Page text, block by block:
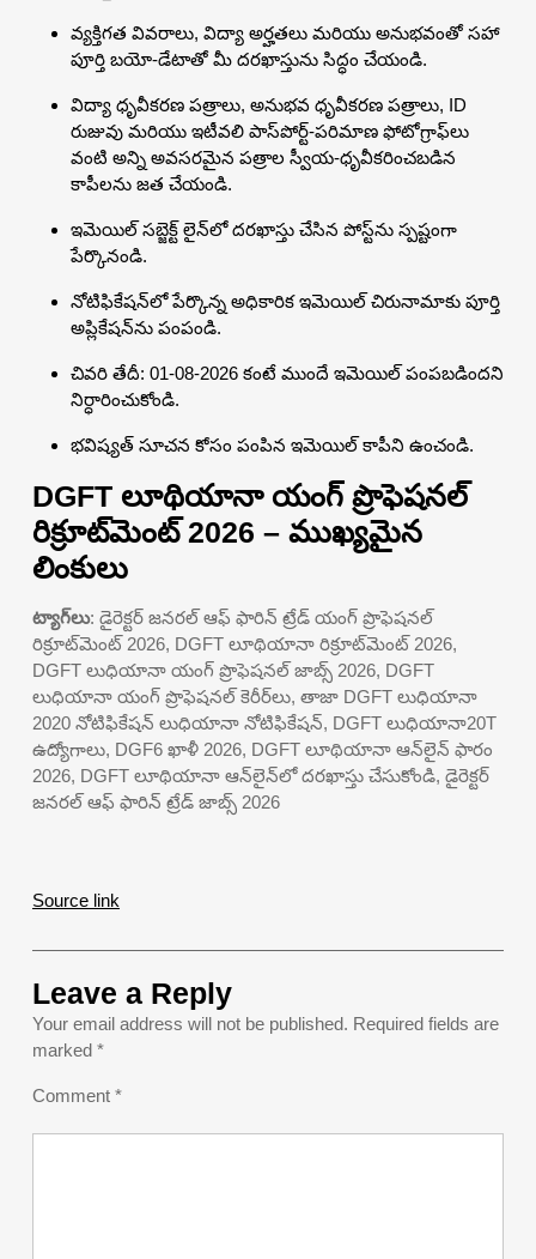
వ్యక్తిగత వివరాలు, విద్యా అర్హతలు మరియు అనుభవంతో సహా
పూర్తి బయో-డేటాతో మీ దరఖాస్తును సిద్ధం చేయండి.
విద్యా ధృవీకరణ పత్రాలు, అనుభవ ధృవీకరణ పత్రాలు, ID
రుజువు మరియు ఇటీవలి పాస్‌పోర్ట్-పరిమాణ ఫోటోగ్రాఫ్‌లు
వంటి అన్ని అవసరమైన పత్రాల స్వీయ-ధృవీకరించబడిన
కాపీలను జత చేయండి.
ఇమెయిల్ సబ్జెక్ట్ లైన్‌లో దరఖాస్తు చేసిన పోస్ట్‌ను స్పష్టంగా
పేర్కొనండి.
నోటిఫికేషన్‌లో పేర్కొన్న అధికారిక ఇమెయిల్ చిరునామాకు పూర్తి
అప్లికేషన్‌ను పంపండి.
చివరి తేదీ: 01-08-2026 కంటే ముందే ఇమెయిల్ పంపబడిందని
నిర్ధారించుకోండి.
భవిష్యత్ సూచన కోసం పంపిన ఇమెయిల్ కాపీని ఉంచండి.
DGFT లూథియానా యంగ్ ప్రొఫెషనల్
రిక్రూట్‌మెంట్ 2026 – ముఖ్యమైన
లింకులు
ట్యాగ్‌లు: డైరెక్టర్ జనరల్ ఆఫ్ ఫారిన్ ట్రేడ్ యంగ్ ప్రొఫెషనల్
రిక్రూట్‌మెంట్ 2026, DGFT లూథియానా రిక్రూట్‌మెంట్ 2026,
DGFT లుధియానా యంగ్ ప్రొఫెషనల్ జాబ్స్ 2026, DGFT
లుధియానా యంగ్ ప్రొఫెషనల్ కెరీర్‌లు, తాజా DGFT లుధియానా
2020 నోటిఫికేషన్ లుధియానా నోటిఫికేషన్, DGFT లుధియానా20T
ఉద్యోగాలు, DGF6 ఖాళీ 2026, DGFT లూథియానా ఆన్‌లైన్ ఫారం
2026, DGFT లూథియానా ఆన్‌లైన్‌లో దరఖాస్తు చేసుకోండి, డైరెక్టర్
జనరల్ ఆఫ్ ఫారిన్ ట్రేడ్ జాబ్స్ 2026
Source link
Leave a Reply
Your email address will not be published. Required fields are
marked *
Comment *